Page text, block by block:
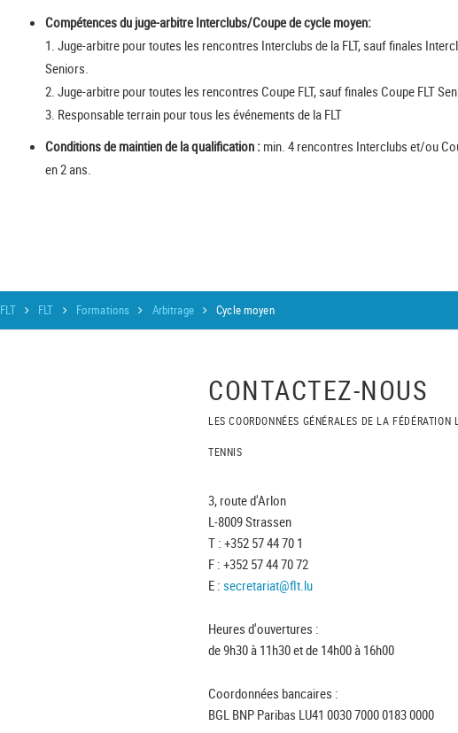
Compétences du juge-arbitre Interclubs/Coupe de cycle moyen:
1. Juge-arbitre pour toutes les rencontres Interclubs de la FLT, sauf finales
Seniors.
2. Juge-arbitre pour toutes les rencontres Coupe FLT, sauf finales Coupe FLT
3. Responsable terrain pour tous les événements de la FLT
Conditions de maintien de la qualification :min. 4 rencontres Interclubs et/ou
en 2 ans.
FLT FLT Formations Arbitrage Cycle moyen
CONTACTEZ-NOUS
LES COORDONNÉES GÉNÉRALES DE LA FÉDÉRATION
TENNIS
3, route d'Arlon
L-8009 Strassen
T : +352 57 44 70 1
F : +352 57 44 70 72
E : secretariat@flt.lu
Heures d'ouvertures :
de 9h30 à 11h30 et de 14h00 à 16h00
Coordonnées bancaires :
BGL BNP Paribas LU41 0030 7000 0183 0000